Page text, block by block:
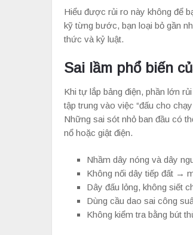
Hiểu được rủi ro này không để
kỹ từng bước, bạn loại bỏ gần
thức và kỷ luật.
Sai lầm phổ biến
Khi tự lắp bảng điện, phần lớn
tập trung vào việc “đấu cho
Những sai sót nhỏ ban đầu có
nổ hoặc giật điện.
Nhầm dây nóng và dây
Không nối dây tiếp đất →
Dây đấu lỏng, không siết
Dùng cầu dao sai công
Không kiểm tra bằng bút